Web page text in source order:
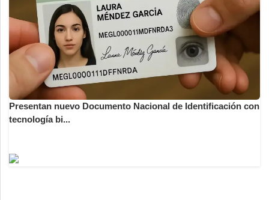
Presentan nuevo Documento Nacional de Identificación con
tecnología bi...